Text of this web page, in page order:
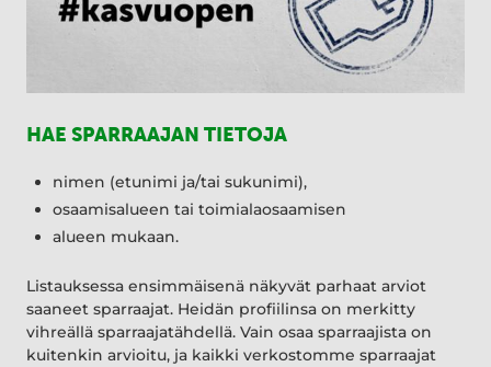
HAE SPARRAAJAN TIETOJA
nimen (etunimi ja/tai sukunimi),
osaamisalueen tai toimialaosaamisen
alueen mukaan.
Listauksessa ensimmäisenä näkyvät parhaat arviot
saaneet sparraajat. Heidän profiilinsa on merkitty
vihreällä sparraajatähdellä. Vain osaa sparraajista on
kuitenkin arvioitu, ja kaikki verkostomme sparraajat